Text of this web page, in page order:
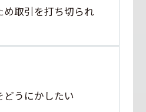
め取引を打ち切られ
うにかしたい